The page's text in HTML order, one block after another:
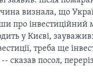
визнала, що
про інвестиційний
у Києві,
треба ще
сказав посол,